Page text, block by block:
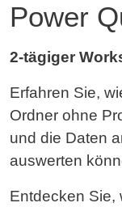
Power
2-tägiger
Erfahren Sie,
Ordner ohne
und die Daten
auswerten
Entdecken Sie,